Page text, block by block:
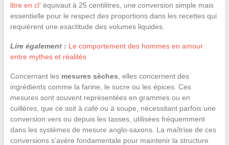
litre en cl‘ équivaut à 25 centilitres, une conversion simple mais
essentielle pour le respect des proportions dans les recettes qui
requièrent une exactitude des volumes liquides.
Lire également : Le comportement des hommes en amour :
entre mythes et réalités
Concernant les mesures sèches , elles concernent des
ingrédients comme la farine, le sucre ou les épices. Ces
mesures sont souvent représentées en grammes ou en
cuillères, que ce soit à café ou à soupe, nécessitant parfois une
conversion vers ou depuis les tasses, utilisées fréquemment
dans les systèmes de mesure anglo-saxons. La maîtrise de ces
conversions s’avère fondamentale pour maintenir la structure